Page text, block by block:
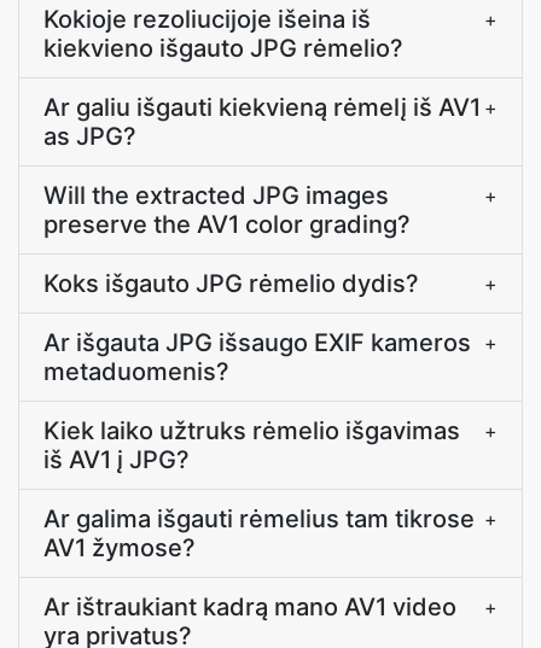
Kokioje rezoliucijoje išeina iš
kiekvieno išgauto JPG rėmelio?
+
Ar galiu išgauti kiekvieną rėmelį iš AV1
as JPG?
+
Will the extracted JPG images
preserve the AV1 color grading?
+
Koks išgauto JPG rėmelio dydis? +
Ar išgauta JPG išsaugo EXIF kameros
metaduomenis?
+
Kiek laiko užtruks rėmelio išgavimas
iš AV1 į JPG?
+
Ar galima išgauti rėmelius tam tikrose
AV1 žymose?
+
Ar ištraukiant kadrą mano AV1 video
yra privatus?
+